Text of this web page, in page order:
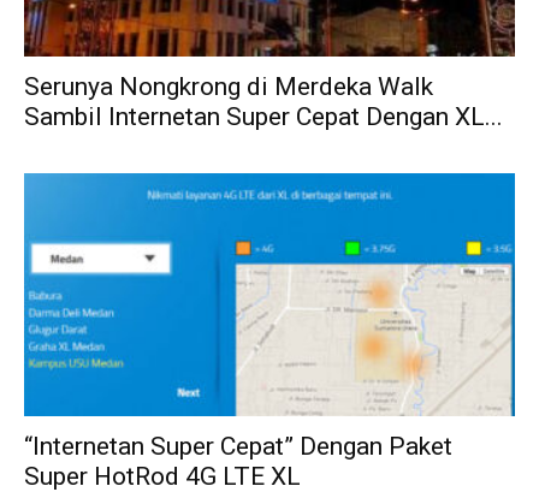
Serunya Nongkrong di Merdeka Walk
Sambil Internetan Super Cepat Dengan XL...
“Internetan Super Cepat” Dengan Paket
Super HotRod 4G LTE XL